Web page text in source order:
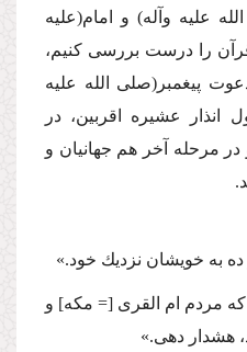
علیه وآله) و امام(علیه
را درست بررسى كنیم،
پیغمبر(صلى الله علیه
انذار عشیره اقربین، در
در مرحله آخر هم جهانیان و
این كه مردم ام القرى [= مكه] و
هشدار دهى.»